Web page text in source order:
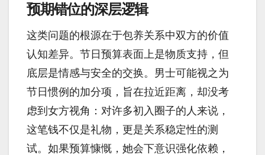
预期错位的深层逻辑
这类问题的根源在于包养关系中双方的价值
认知差异。节日预算表面上是物质支持，但
底层是情感与安全的交换。男士可能视之为
节日惯例的加分项，旨在拉近距离，却没考
虑到女方视角：对许多初入圈子的人来说，
这笔钱不仅是礼物，更是关系稳定性的测
试。如果预算慷慨，她会下意识强化依赖，